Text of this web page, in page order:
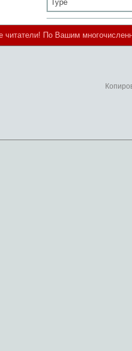
Type
читатели! По Вашим